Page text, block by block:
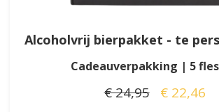
Alcoholvrij bierpakket - te
Cadeauverpakking | 5
€ 24,95 € 22,46